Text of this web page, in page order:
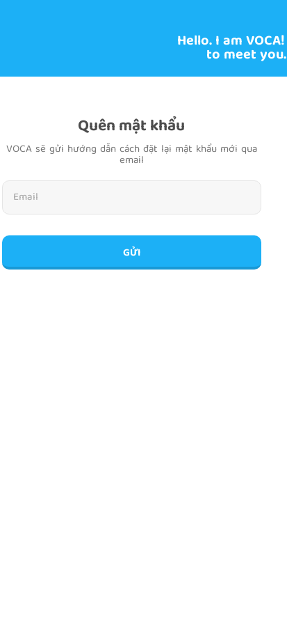
Hello. I am
to meet you.
Quên mật khẩu
VOCA sẽ gửi hướng dẫn cách đặt lại mật khẩu mới qua
email
GỬI